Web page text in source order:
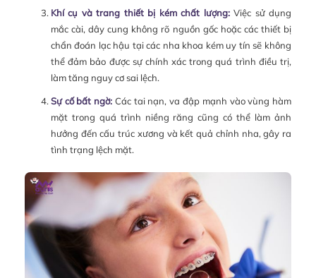
Khí cụ và trang thiết bị kém chất lượng:Việc sử dụng
mắc cài, dây cung không rõ nguồn gốc hoặc các thiết bị
chẩn đoán lạc hậu tại các nha khoa kém uy tín sẽ không
thể đảm bảo được sự chính xác trong quá trình điều trị,
làm tăng nguy cơ sai lệch.
Sự cố bất ngờ: Các tai nạn, va đập mạnh vào vùng hàm
mặt trong quá trình niềng răng cũng có thể làm ảnh
hưởng đến cấu trúc xương và kết quả chỉnh nha, gây ra
tình trạng lệch mặt.